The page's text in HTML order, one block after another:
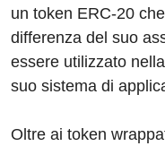
un token ERC-20
differenza del suo
essere utilizzato
suo sistema di
Oltre ai token